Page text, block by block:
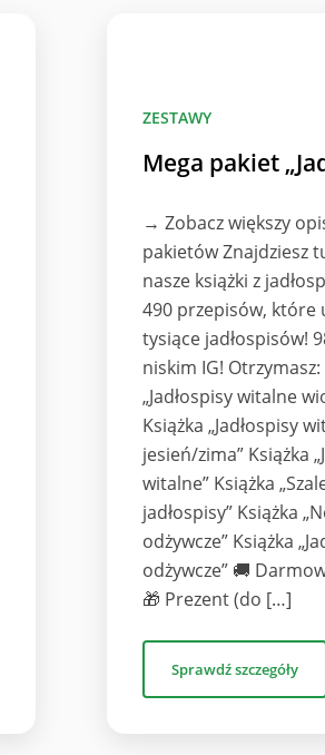
ZESTAWY
Mega pakiet
→ Zobacz większy
pakietów Znajdziesz
nasze książki z
490 przepisów, które
tysiące jadłospisów!
niskim IG! Otrzymasz:
„Jadłospisy witalne
Książka „Jadłospisy
jesień/zima” Książka
witalne” Książka
jadłospisy” Książka
odżywcze” Książka
odżywcze” 🚚
🎁 Prezent (do […]
Sprawdź szczegóły